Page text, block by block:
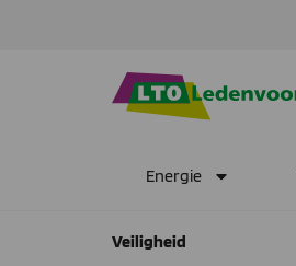
Energie
Veiligheid